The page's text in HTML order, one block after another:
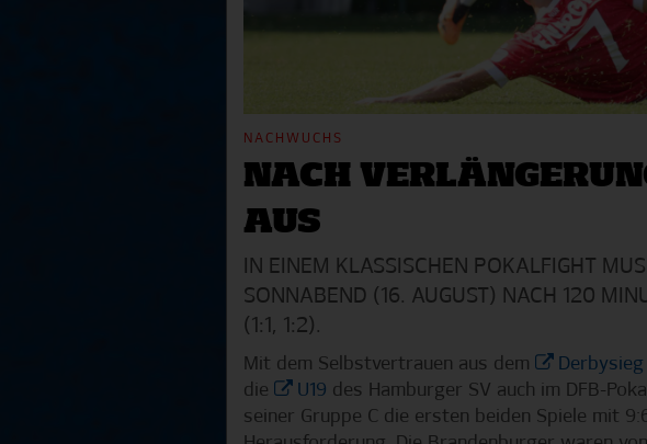
NACHWUCHS
NACH
AUS
IN EINEM KLASSISCHEN POKALFIGHT
SONNABEND (16. AUGUST) NACH 120
(1:1, 1:2).
Mit dem Selbstvertrauen aus dem
die
U19 des Hamburger SV auch im DFB-
seiner Gruppe C die ersten beiden Spiele mit